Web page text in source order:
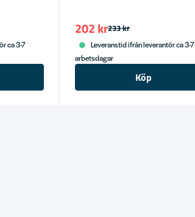
ca 3-7
233 kr
202 kr
Leveranstid ifrån leverantör ca 3-7
arbetsdagar
Köp